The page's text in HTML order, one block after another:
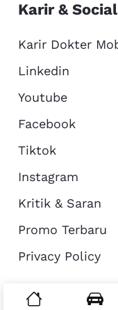
Karir &
Karir Dokter
Linkedin
Youtube
Facebook
Tiktok
Instagram
Kritik & Saran
Promo Terbaru
Privacy Policy